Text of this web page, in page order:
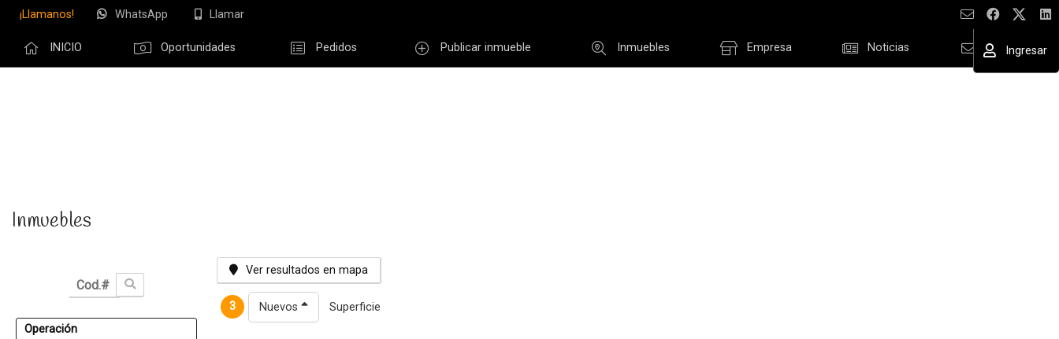
¡Llamanos! WhatsApp Llamar
Usuario Ingresar
INICIO Oportunidades Pedidos Publicar inmueble Inmuebles Empresa Noticias Contacto
Inmuebles
Operación
Ver resultados en mapa
3 Nuevos Superficie